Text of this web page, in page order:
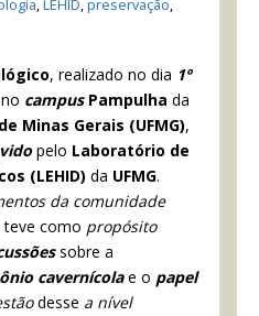
,LEHID,preservação,
, realizado no dia 1º
campusPampulha da
Minas Gerais (UFMG),
pelo Laboratório de
(LEHID) da UFMG.
da comunidade
como propósito
sobre a
cavernícola e o papel
desse a nível